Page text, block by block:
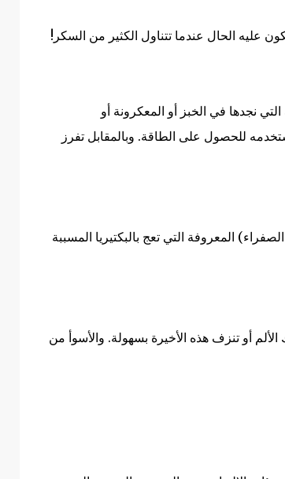
عليه الحال عندما تتناول الكثير من السكر !
نجدها في الخبز أو المعكرونة أو
للحصول على الطاقة. وبالمقابلتفرز
المعروفة التي تعج بالبكتيريا المسببة
أو تنزف هذه الأخيرة بسهولة. والأسوأ من